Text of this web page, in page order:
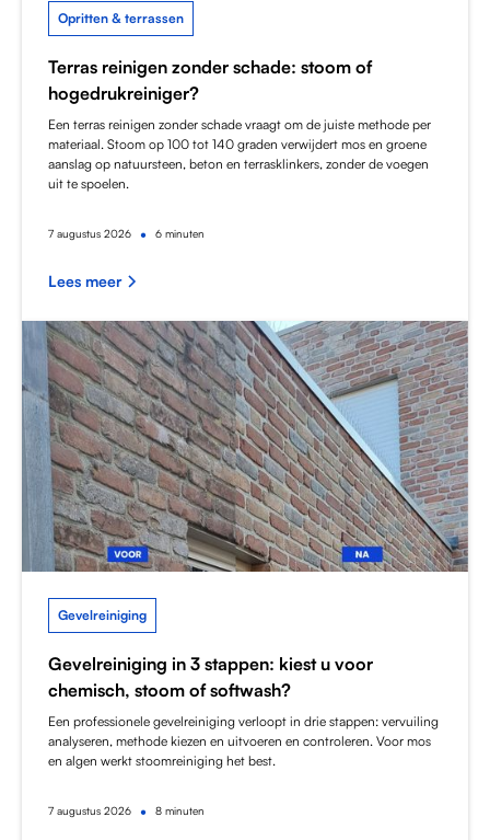
Opritten & terrassen
Terras reinigen zonder schade: stoom of
hogedrukreiniger?
Een terras reinigen zonder schade vraagt om de juiste methode per
materiaal. Stoom op 100 tot 140 graden verwijdert mos en groene
aanslag op natuursteen, beton en terrasklinkers, zonder de voegen
uit te spoelen.
7 augustus 2026 • 6 minuten
Lees meer
Gevelreiniging
Gevelreiniging in 3 stappen: kiest u voor
chemisch, stoom of softwash?
Een professionele gevelreiniging verloopt in drie stappen: vervuiling
analyseren, methode kiezen en uitvoeren en controleren. Voor mos
en algen werkt stoomreiniging het best.
7 augustus 2026 • 8 minuten